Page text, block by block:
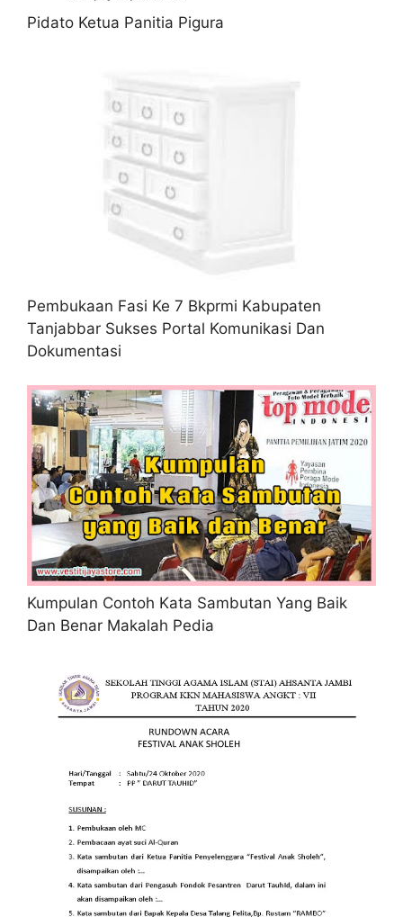
Pidato Ketua Panitia Pigura
Pembukaan Fasi Ke 7 Bkprmi Kabupaten
Tanjabbar Sukses Portal Komunikasi Dan
Dokumentasi
Kumpulan Contoh Kata Sambutan Yang Baik
Dan Benar Makalah Pedia